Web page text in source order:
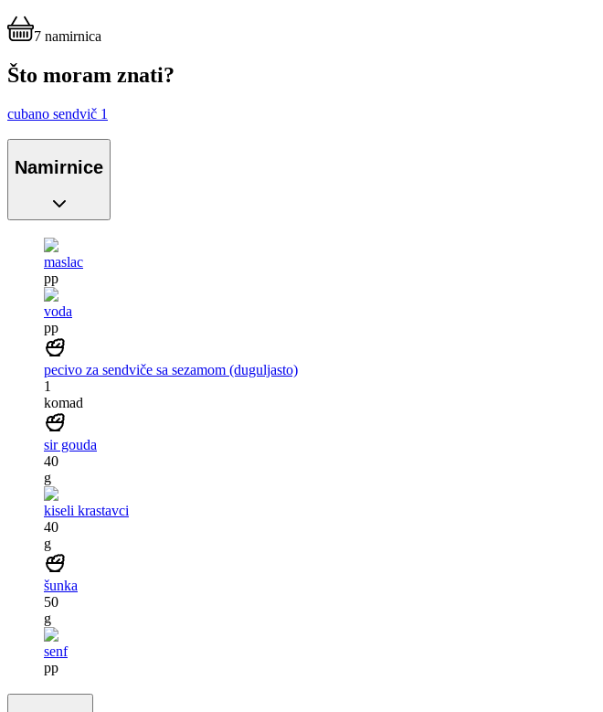
7 namirnica
Što moram znati?
cubano sendvič 1
Namirnice
maslac
pp
voda
pp
pecivo za sendviče sa sezamom (duguljasto)
1
komad
sir gouda
40
g
kiseli krastavci
40
g
šunka
50
g
senf
pp